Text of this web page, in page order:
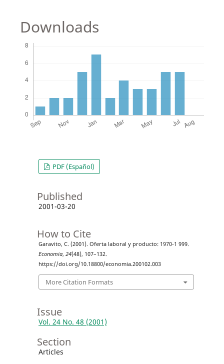
Downloads
PDF (Español)
Published
2001-03-20
How to Cite
Garavito, C. (2001). Oferta laboral y producto: 1970-1 999.
Economia, 24(48), 107–132.
https://doi.org/10.18800/economia.200102.003
More Citation Formats
Issue
Vol. 24 No. 48 (2001)
Section
Articles